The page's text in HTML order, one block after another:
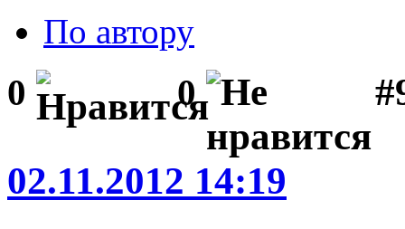
По автору
0 0
02.11.2012 14:19